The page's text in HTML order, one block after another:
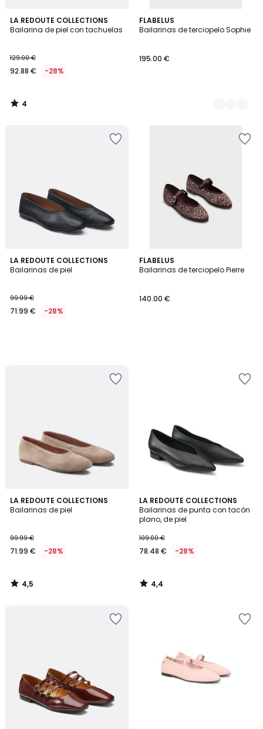
LA REDOUTE COLLECTIONS
Bailarina de piel con tachuelas
129.00 €
92.88 € -28%
4
/
4
/
FLABELUS
Bailarinas de terciopelo Sophie
195.00 €
2
Colores
LA REDOUTE COLLECTIONS
Bailarinas de piel
99.99 €
71.99 € -28%
FLABELUS
Bailarinas de terciopelo Pierre
140.00 €
LA REDOUTE COLLECTIONS
Bailarinas de piel
99.99 €
71.99 € -28%
4,5
/ 5
4,5
/
LA REDOUTE COLLECTIONS
Bailarinas de punta con tacón
plano, de piel
109.00 €
78.48 € -28%
4,4
/ 5
4,4
/